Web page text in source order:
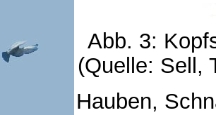
Abb. 3:
(Quelle: Sell,
Hauben,